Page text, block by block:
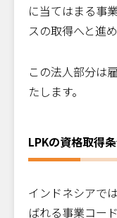
に当てはまる事
スの取得へと進
この法人部分は
たします。
LPKの資格取得
インドネシアで
ばれる事業コー